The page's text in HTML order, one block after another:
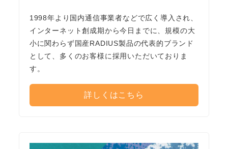
1998年より国内通信事業者などで広く導入され、
インターネット創成期から今日までに、規模の大
小に関わらず国産RADIUS製品の代表的ブランド
として、多くのお客様に採用いただいておりま
す。
詳しくはこちら